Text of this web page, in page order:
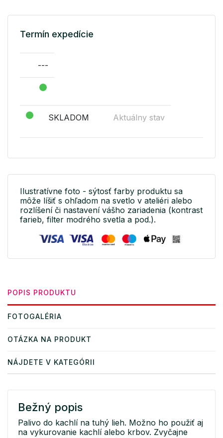
Termín expedície
---
SKLADOM Aktuálny stav
Ilustratívne foto - sýtosť farby produktu sa
môže líšiť s ohľadom na svetlo v ateliéri alebo
rozlíšení či nastavení vášho zariadenia (kontrast
farieb, filter modrého svetla a pod.).
POPIS PRODUKTU
FOTOGALÉRIA
OTÁZKA NA PRODUKT
NÁJDETE V KATEGÓRII
Bežný popis
Palivo do kachlí na tuhý lieh. Možno ho použiť aj
na vykurovanie kachlí alebo krbov. Zvyčajne